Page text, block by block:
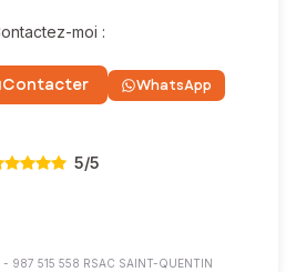
moi :
Contacter WhatsApp
5/5
- 987 515 558 RSAC SAINT-QUENTIN